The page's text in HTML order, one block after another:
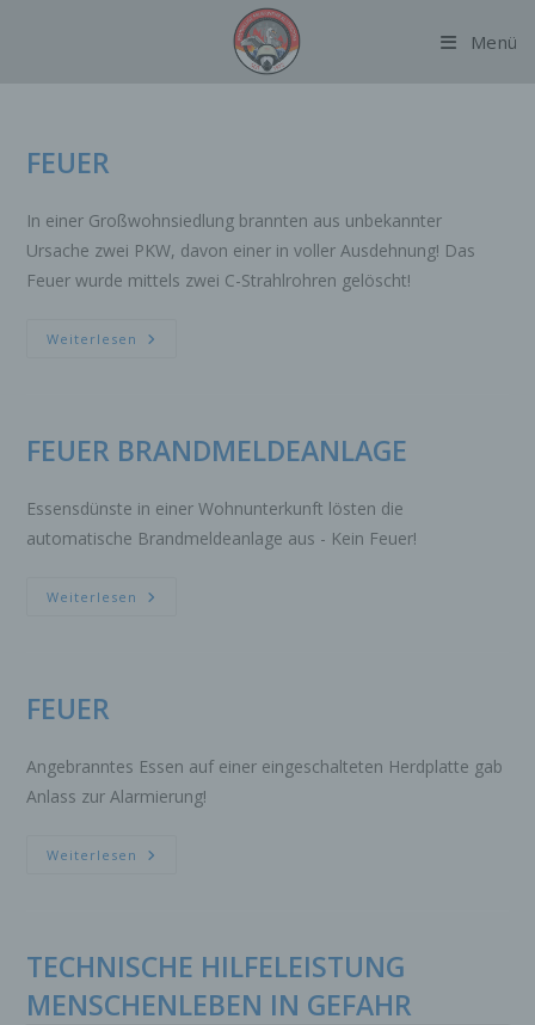
Menü
FEUER
In einer Großwohnsiedlung brannten aus unbekannter
Ursache zwei PKW, davon einer in voller Ausdehnung! Das
Feuer wurde mittels zwei C-Strahlrohren gelöscht!
Weiterlesen FEUER
FEUER BRANDMELDEANLAGE
Essensdünste in einer Wohnunterkunft lösten die
automatische Brandmeldeanlage aus - Kein Feuer!
Weiterlesen FEUER
FEUER
Angebranntes Essen auf einer eingeschalteten Herdplatte gab
Anlass zur Alarmierung!
Weiterlesen FEUER
TECHNISCHE HILFELEISTUNG
MENSCHENLEBEN IN GEFAHR